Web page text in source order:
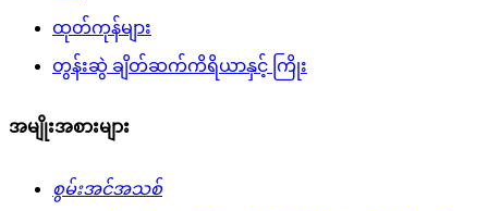
ထုတ်ကုန်များ
တွန်းဆွဲ ချိတ်ဆက်ကိရိယာနှင့် ကြိုး
အမျိုးအစားများ
စွမ်းအင်အသစ်